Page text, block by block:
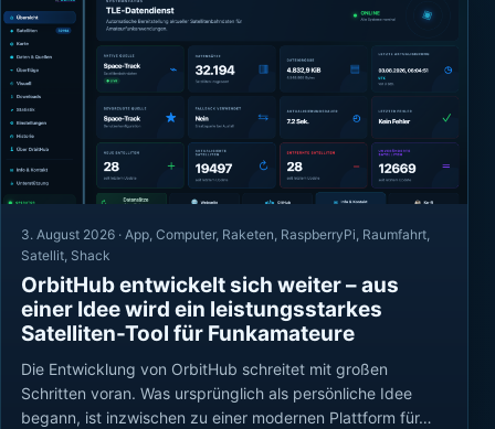
3. August 2026 · App, Computer, Raketen, RaspberryPi, Raumfahrt,
Satellit, Shack
OrbitHub entwickelt sich weiter – aus
einer Idee wird ein leistungsstarkes
Satelliten-Tool für Funkamateure
Die Entwicklung von OrbitHub schreitet mit großen
Schritten voran. Was ursprünglich als persönliche Idee
begann, ist inzwischen zu einer modernen Plattform für…